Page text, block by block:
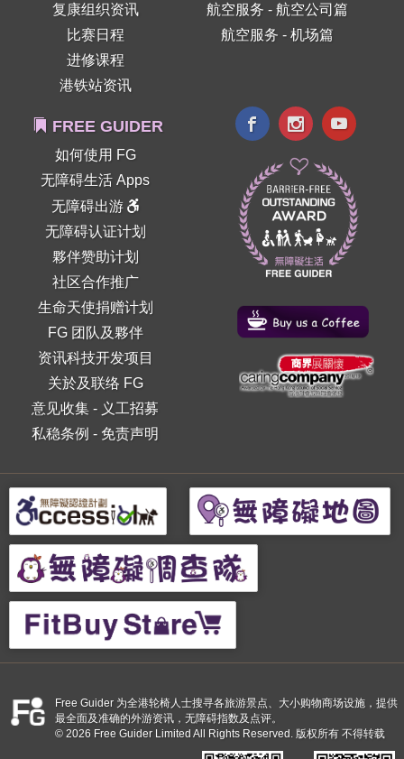
复康组织资讯
比赛日程
进修课程
港铁站资讯
航空服务 - 航空公司篇
航空服务 - 机场篇
FREE GUIDER
如何使用 FG
无障碍生活 Apps
无障碍出游
无障碍认证计划
夥伴赞助计划
社区合作推广
生命天使捐赠计划
FG 团队及夥伴
资讯科技开发项目
关於及联络 FG
意见收集 - 义工招募
私稳条例 - 免责声明
Free Guider 为全港轮椅人士搜寻各旅游景点、大小购物商场设施，提供
最全面及准确的外游资讯，无障碍指数及点评。
© 2026 Free Guider Limited All Rights Reserved. 版权所有 不得转载